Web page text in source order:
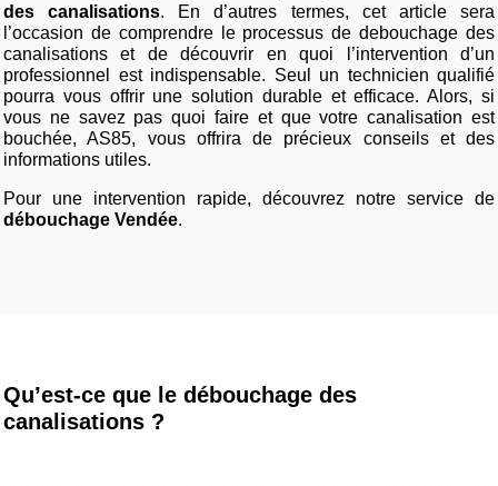
des canalisations. En d’autres termes, cet article sera
l’occasion de comprendre le processus de debouchage des
canalisations et de découvrir en quoi l’intervention d’un
professionnel est indispensable. Seul un technicien qualifié
pourra vous offrir une solution durable et efficace. Alors, si
vous ne savez pas quoi faire et que votre canalisation est
bouchée, AS85, vous offrira de précieux conseils et des
informations utiles.
Pour une intervention rapide, découvrez notre service de
débouchage Vendée.
Qu’est-ce que le débouchage des
canalisations ?